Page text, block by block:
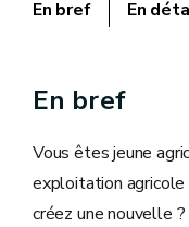
En bref En
En bref
Vous êtes jeune
exploitation
créez une nouvelle ?